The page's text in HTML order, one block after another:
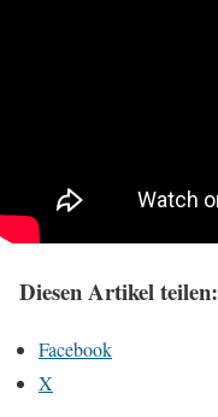
Diesen Artikel teilen:
Facebook
X